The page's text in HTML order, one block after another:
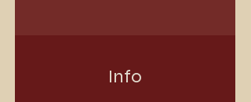
Info